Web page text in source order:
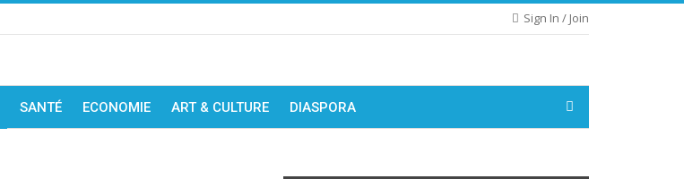
Sign In / Join
SANTÉ ECONOMIE ART & CULTURE DIASPORA